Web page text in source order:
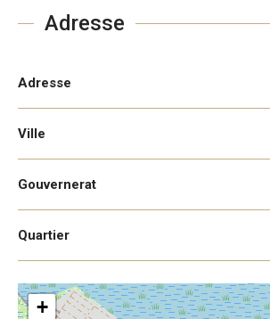
Adresse
Adresse
Ville
Gouvernerat
Quartier
+